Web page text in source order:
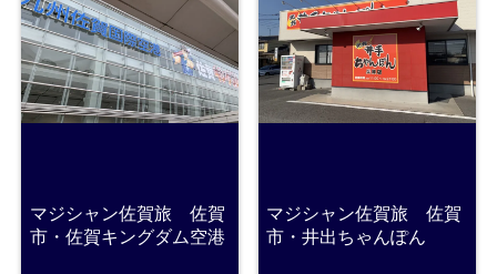
マジシャン佐賀旅 佐賀
市・佐賀キングダム空港
マジシャン佐賀旅 佐賀
市・井出ちゃんぽん